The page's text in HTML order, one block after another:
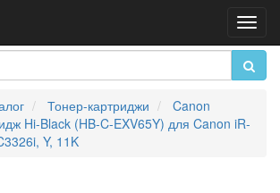
Тонер-картриджи
Canon
Hi-Black (HB-C-EXV65Y) для Canon iR-
Y, 11K